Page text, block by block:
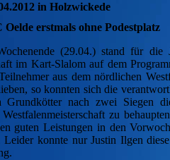
in Holzwickede
erstmals ohne Podestplatz
(29.04.) stand für
im Kart-Slalom auf dem
aus dem nördlichen
so konnten sich die
Grundkötter nach zwei Siegen
zu
guten Leistungen in den
Leider konnte nur Justin Ilgen